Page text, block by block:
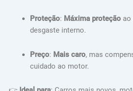
Proteção: Máxima proteçãoao
desgaste interno.
Preço: Mais caro, mas
cuidado ao motor.